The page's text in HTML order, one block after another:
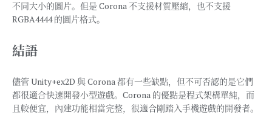
不同大小的圖片。但是 Corona 不支援材質壓縮，也不支援
RGBA4444 的圖片格式。
結語
儘管 Unity+ex2D 與 Corona 都有一些缺點，但不可否認的是它們
都很適合快速開發小型遊戲。Corona 的優點是程式架構單純，而
且較便宜，內建功能相當完整，很適合剛踏入手機遊戲的開發者。